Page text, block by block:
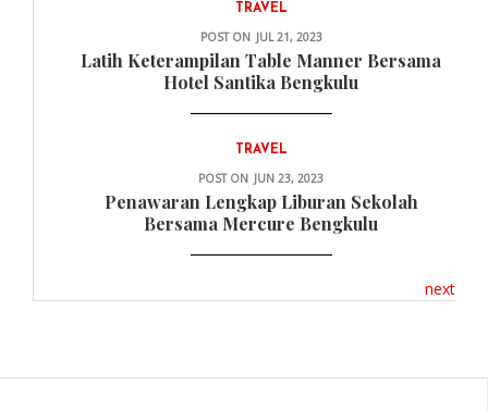
TRAVEL
POST ON JUL 21, 2023
Latih Keterampilan Table Manner Bersama
Hotel Santika Bengkulu
TRAVEL
POST ON JUN 23, 2023
Penawaran Lengkap Liburan Sekolah
Bersama Mercure Bengkulu
next